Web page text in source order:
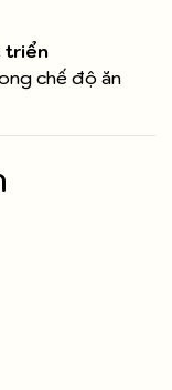
triển
chế độ ăn